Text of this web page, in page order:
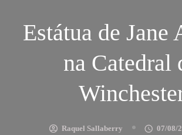
Estátua de Jane
na Catedral
Raquel Sallaberry
07/08/